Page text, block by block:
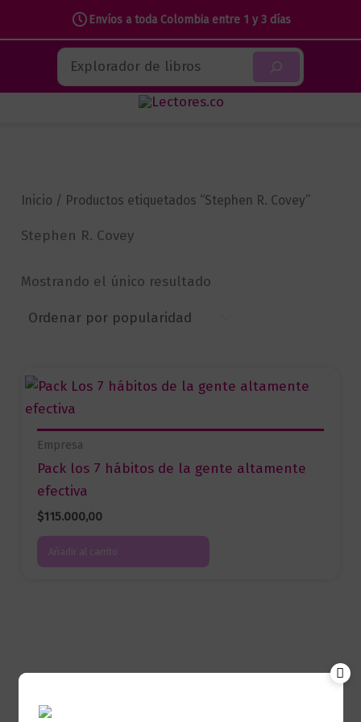
Envíos a toda Colombia entre 1 y 3 días
contenido
Buscar
Inicio / Productos etiquetados “Stephen R. Covey”
Stephen R. Covey
Mostrando el único resultado
Empresa
Pack los 7 hábitos de la gente altamente
efectiva
$115.000,00
Añadir al carrito